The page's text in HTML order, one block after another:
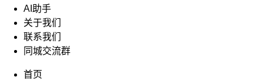
AI助手
关于我们
联系我们
同城交流群
首页